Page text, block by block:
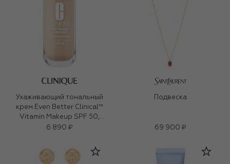
Ухаживающий тональный
крем Even Better Clinical™
Vitamin Makeup SPF 50,
оттенок Light Cool 2 (30ml)
6 890 ₽
Подвеска
69 900 ₽